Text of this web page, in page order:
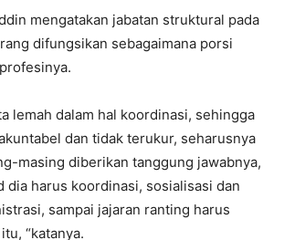
mengatakan jabatan struktural pada
difungsikan sebagaimana porsi
lemah dalam hal koordinasi, sehingga
dan tidak terukur, seharusnya
masing diberikan tanggung jawabnya,
dia harus koordinasi, sosialisasi dan
sampai jajaran ranting harus
“katanya.